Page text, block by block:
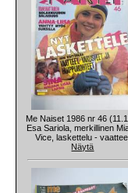
Me Naiset 1986 nr 46
Esa Sariola, merkillinen
Vice, laskettelu -
Näytä